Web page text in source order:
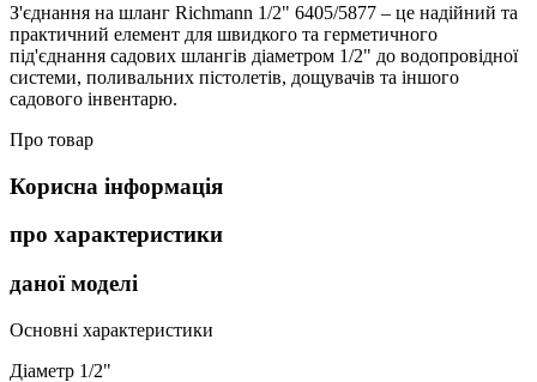
З'єднання на шланг Richmann 1/2" 6405/5877 – це надійний та
практичний елемент для швидкого та герметичного
під'єднання садових шлангів діаметром 1/2" до водопровідної
системи, поливальних пістолетів, дощувачів та іншого
садового інвентарю.
Про товар
Корисна інформація
про характеристики
даної моделі
Основні характеристики
Діаметр 1/2"